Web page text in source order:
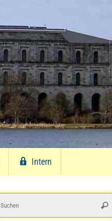
Intern